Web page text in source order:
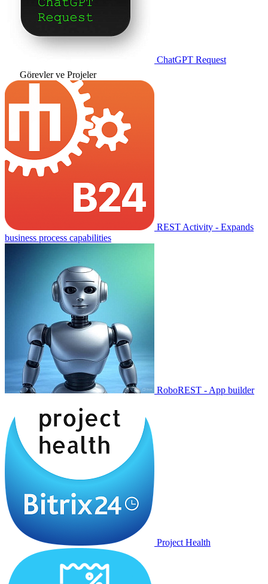
ChatGPT Request
Görevler ve Projeler
REST Activity - Expands
business process capabilities
RoboREST - App builder
Project Health